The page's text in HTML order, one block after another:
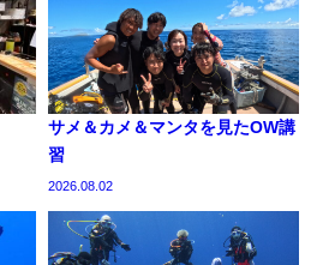
サメ＆カメ＆マンタを見たOW講
習
2026.08.02